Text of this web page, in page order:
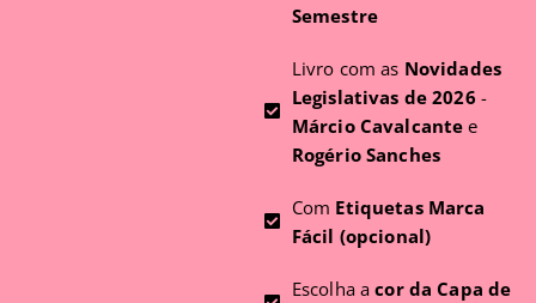
Semestre
Livro com as Novidades
Legislativas de 2026 -
Márcio Cavalcante e
Rogério Sanches
Com Etiquetas Marca
Fácil (opcional)
Escolha acor da Capa de